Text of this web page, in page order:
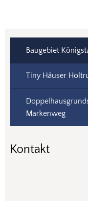
Baugebiet
Tiny Häuser
Markenweg
Kontakt